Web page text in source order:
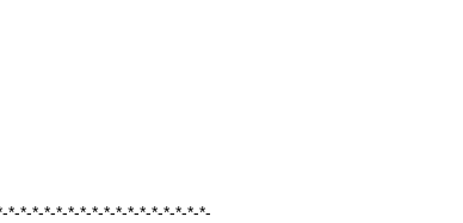
*-*-*-*-*-*-*-*-*-*-*-*-*-*-*-*-*-